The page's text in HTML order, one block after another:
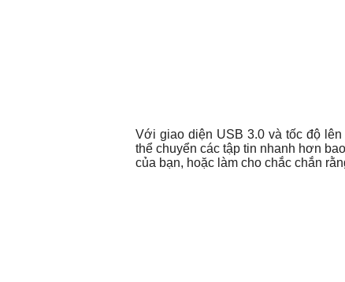
Với giao diện USB 3.0 và tốc độ lên
thể chuyển các tập tin nhanh hơn
của bạn, hoặc làm cho chắc chắn